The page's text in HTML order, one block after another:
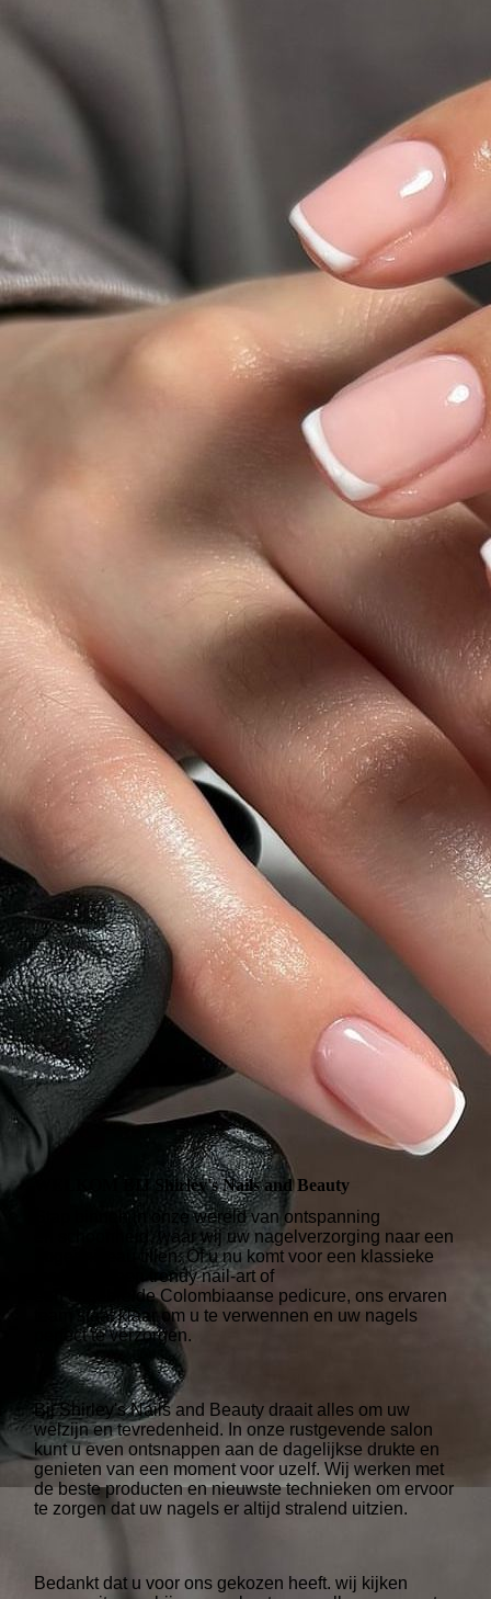
WELKOM BIJ Shirley's Nails and Beauty
Stap binnen in onze wereld van ontspanning
en schoonheid, waar wij uw nagelverzorging naar een
hoger niveau tillen. Of u nu komt voor een klassieke
manicure, een trendy nail-art of
een uitgebreide Colombiaanse pedicure, ons ervaren
team staat klaar om u te verwennen en uw nagels
perfect te verzorgen.
Bij Shirley's Nails and Beauty draait alles om uw
welzijn en tevredenheid. In onze rustgevende salon
kunt u even ontsnappen aan de dagelijkse drukte en
genieten van een moment voor uzelf. Wij werken met
de beste producten en nieuwste technieken om ervoor
te zorgen dat uw nagels er altijd stralend uitzien.
Bedankt dat u voor ons gekozen heeft. wij kijken